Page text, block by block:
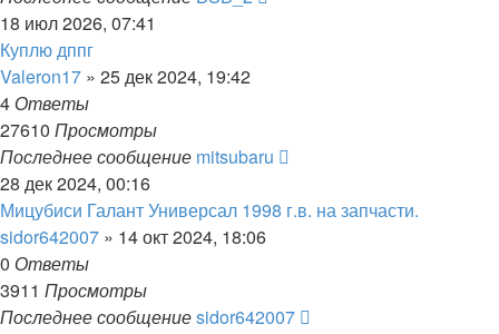
18 июл 2026, 07:41
Куплю дппг
Valeron17 » 25 дек 2024, 19:42
4 Ответы
27610 Просмотры
Последнее сообщение mitsubaru
28 дек 2024, 00:16
Мицубиси Галант Универсал 1998 г.в. на запчасти.
sidor642007 » 14 окт 2024, 18:06
0 Ответы
3911 Просмотры
Последнее сообщениеsidor642007